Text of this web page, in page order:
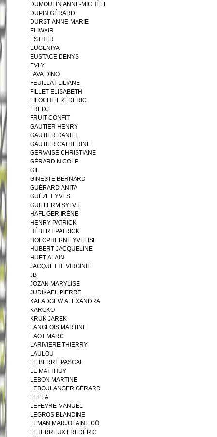
DUMOULIN ANNE-MICHÈLE
DUPIN GÉRARD
DURST ANNE-MARIE
ELIWAIR
ESTHER
EUGENIYA
EUSTACE DENYS
EVLY
FAVA DINO
FEUILLAT LILIANE
FILLET ELISABETH
FILOCHE FRÉDÉRIC
FREDJ
FRUIT-CONFIT
GAUTIER HENRY
GAUTIER DANIEL
GAUTIER CATHERINE
GERVAISE CHRISTIANE
GÉRARD NICOLE
GIL
GINESTE BERNARD
GUÉRARD ANITA
GUÉZET YVES
GUILLERM SYLVIE
HAFLIGER IRÈNE
HENRY PATRICK
HÉBERT PATRICK
HOLOPHERNE YVELISE
HUBERT JACQUELINE
HUET ALAIN
JACQUETTE VIRGINIE
JB
JOZAN MARYLISE
JUDIKAEL PIERRE
KALADGEW ALEXANDRA
KAROKO
KRUK JAREK
LANGLOIS MARTINE
LAOT MARC
LARIVIERE THIERRY
LAULOU
LE BERRE PASCAL
LE MAI THUY
LEBON MARTINE
LEBOULANGER GÉRARD
LEELA
LEFEVRE MANUEL
LEGROS BLANDINE
LEMAN MARJOLAINE CÔ
LETERREUX FRÉDÉRIC